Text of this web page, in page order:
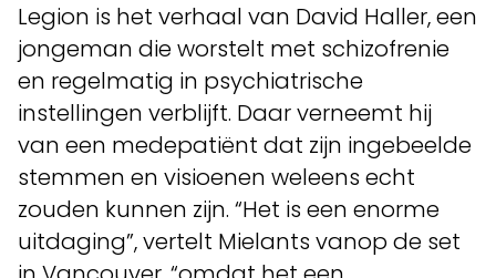
Legion is het verhaal van David Haller, een
jongeman die worstelt met schizofrenie
en regelmatig in psychiatrische
instellingen verblijft. Daar verneemt hij
van een medepatiënt dat zijn ingebeelde
stemmen en visioenen weleens echt
zouden kunnen zijn. “Het is een enorme
uitdaging”, vertelt Mielants vanop de set